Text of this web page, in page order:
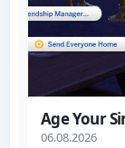
Age Your
06.08.2026